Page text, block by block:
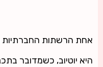
אחת הרשתות החברתיות
היא יוטיוב, כשמדובר